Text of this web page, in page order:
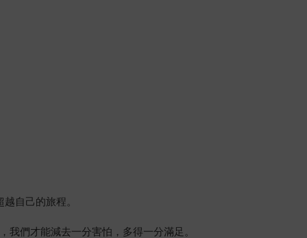
自己的旅程。
們才能減去一分害怕，多得一分滿足。